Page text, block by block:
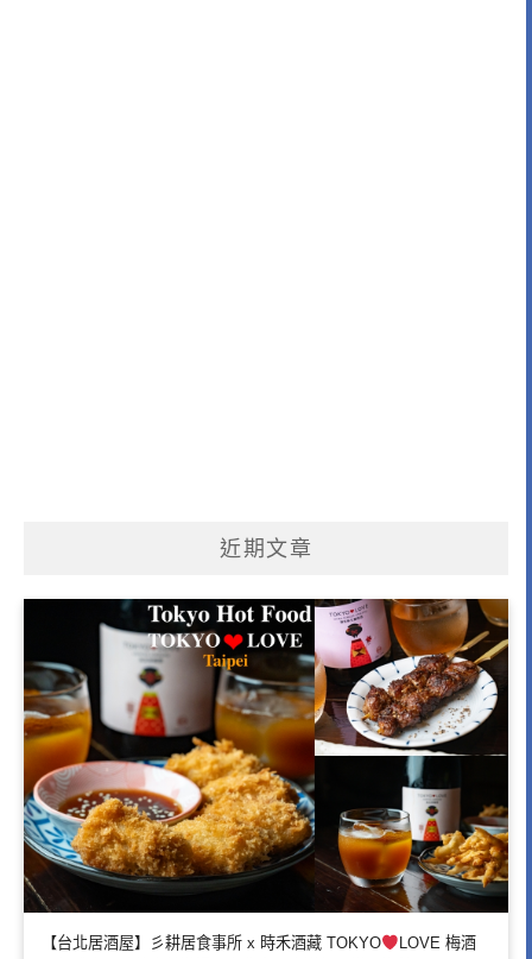
近期文章
【台北居酒屋】彡耕居食事所 x 時禾酒藏 TOKYO
LOVE 梅酒